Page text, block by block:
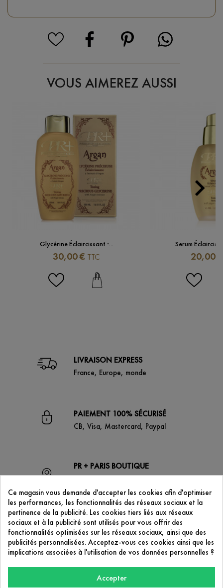
VOUS AIMEREZ AUSSI
Glycérine Éclaircissant ·...
Prix
30,00 € TTC
Serum
Prix
20,00 €

Next
LIVRAISON EXPRESS
France, Europe, monde
PAIEMENT 100% SÉCURISÉ
CB, Visa, Mastercard, Paypal
PR + PARIS BOUTIQUE
53 boulevard de Strasbourg
75010 Paris
CONTACTEZ-NOUS
contact@prplus-paris.com
NOTRE SOCIÉTÉ
Ce magasin vous demande d'accepter les cookies afin d'optimiser
les performances, les fonctionnalités des réseaux sociaux et la
pertinence de la publicité. Les cookies tiers liés aux réseaux
sociaux et à la publicité sont utilisés pour vous offrir des
fonctionnalités optimisées sur les réseaux sociaux, ainsi que des
publicités personnalisées. Acceptez-vous ces cookies ainsi que les
implications associées à l'utilisation de vos données personnelles ?
Accepter